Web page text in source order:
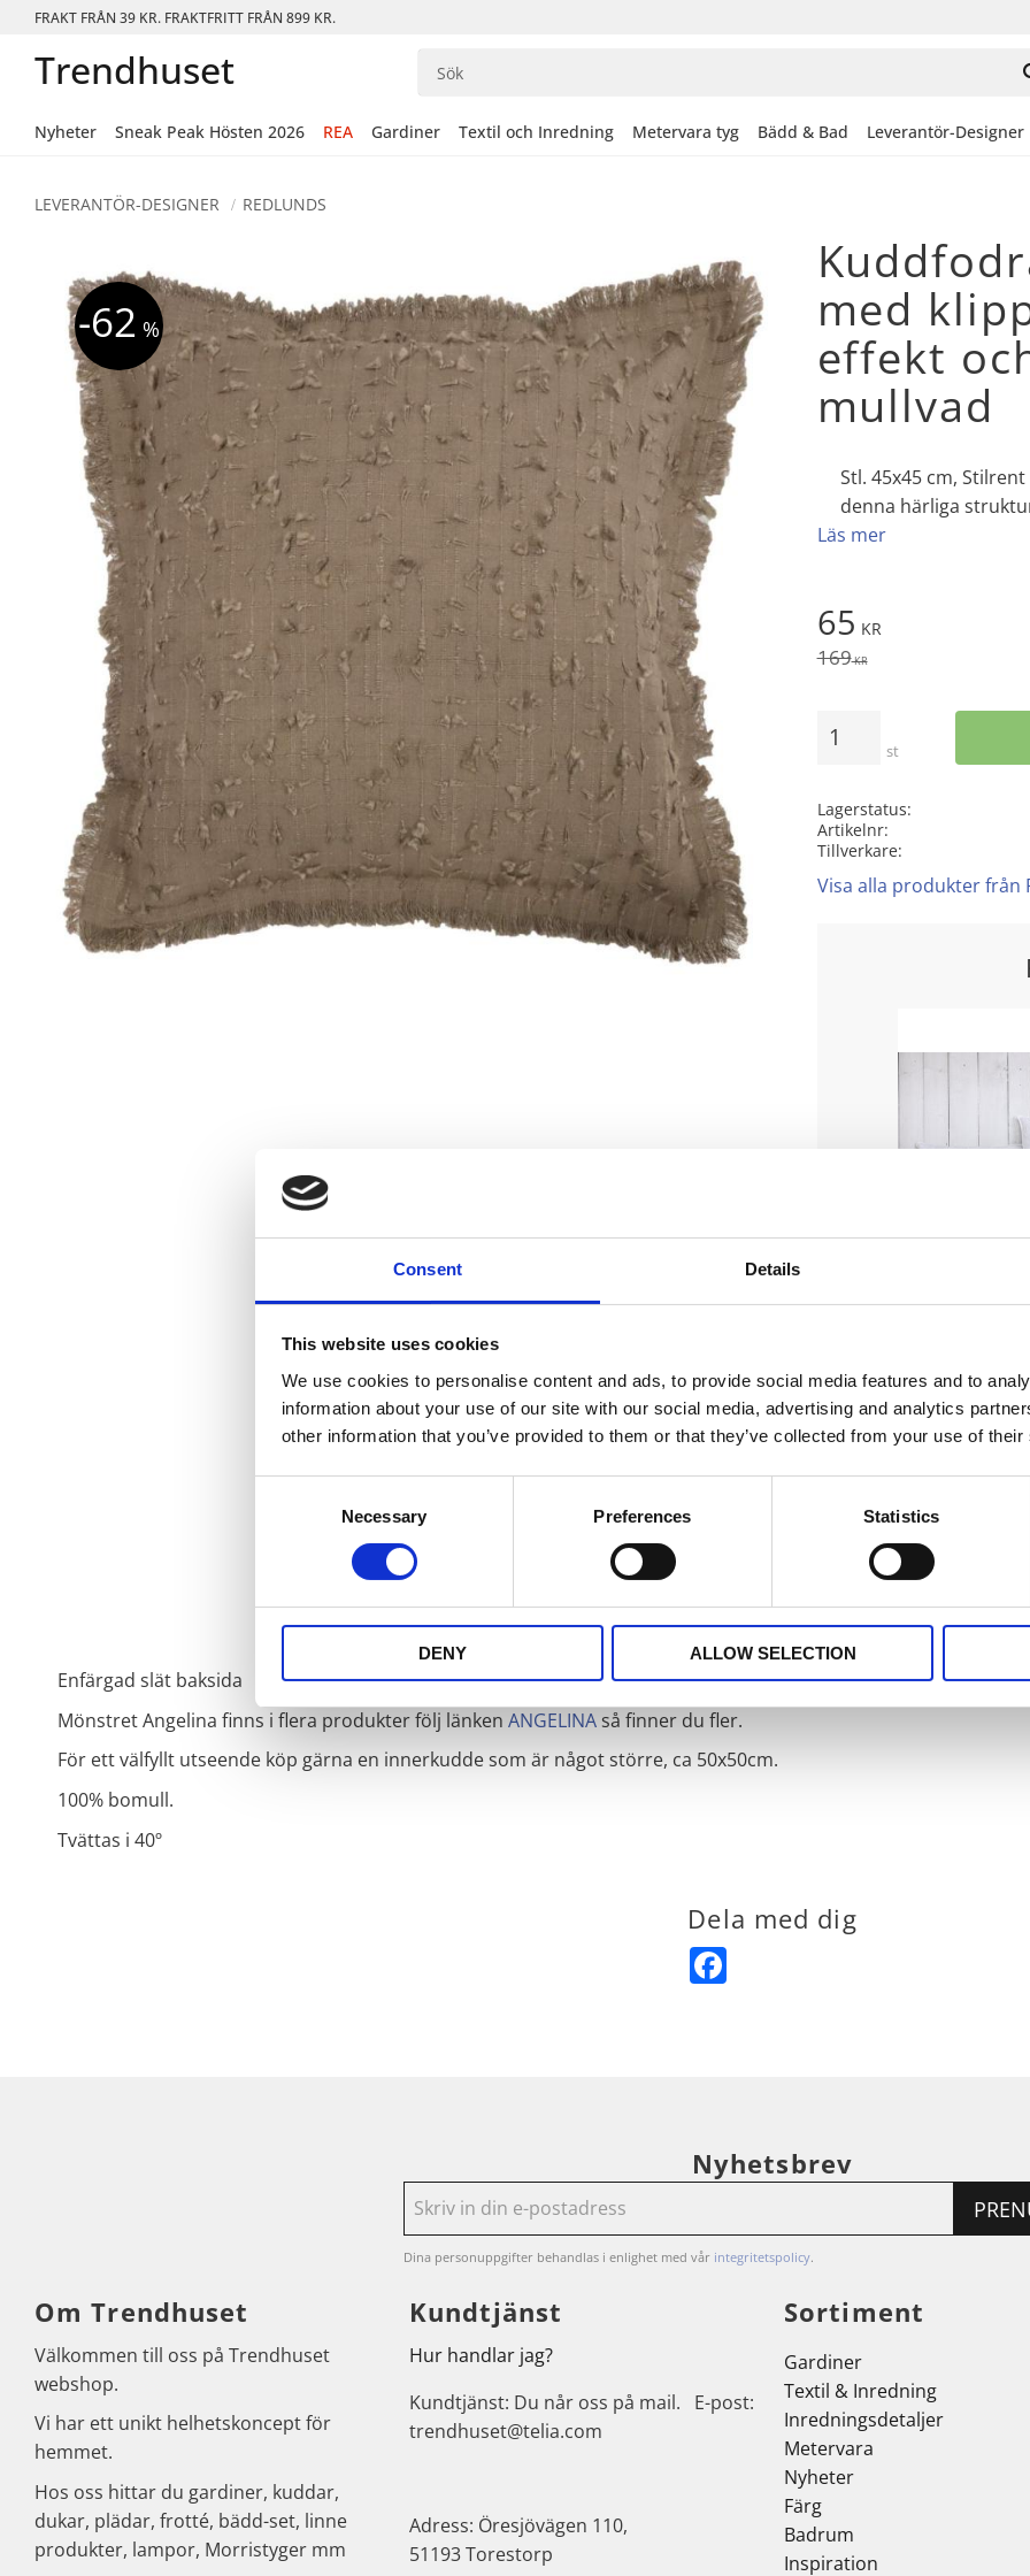
Consent Details
This website uses cookies
We use cookies to personalise content and ads, to provide social media features and to
information about your use of our site with our social media, advertising and analytics
other information that you’ve provided to them or that they’ve collected from your use of
Necessary Preferences Statistics
DENY ALLOW SELECTION
FRAKT FRÅN 39 KR. FRAKTFRITT FRÅN 899 KR.
Trendhuset
Nyheter Sneak Peak Hösten 2026 REA Gardiner Textil och Inredning Metervara tyg Bädd & Bad Leverantör-Designer
LEVERANTÖR-DESIGNER REDLUNDS
med
effekt
mullvad
Stl. 45x45 cm,
denna härliga
Läs mer
62 %
Nedsatt pris:
65 KR
Ordinarie pris:
169KR
st
Lagerstatus
Artikelnr
Tillverkare
Visa alla produkter från
Material: 50%
krossad
85
Enfärgad slät baksida
Mönstret Angelina finns i flera produkter följ länken ANGELINAså finner du fler.
För ett välfyllt utseende köp gärna en innerkudde som är något större, ca 50x50cm.
100% bomull.
Tvättas i 40º
Dela med dig
Nyhetsbrev
Dina personuppgifter behandlas i enlighet med vår integritetspolicy.
Om Trendhuset
Välkommen till oss på Trendhuset
webshop.
Vi har ett unikt helhetskoncept för
hemmet.
Hos oss hittar du gardiner, kuddar,
dukar, plädar, frotté, bädd-set, linne
produkter, lampor, Morristyger mm
Kundtjänst
Hur handlar jag?
Kundtjänst: Du når oss på mail. E-post:
trendhuset@telia.com
Adress: Öresjövägen 110,
51193 Torestorp
Sortiment
Gardiner
Textil & Inredning
Inredningsdetaljer
Metervara
Nyheter
Färg
Badrum
Inspiration